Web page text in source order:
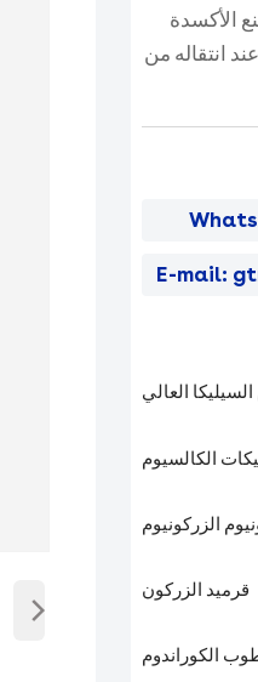
›
الأكسدة
انتقاله من
E-mail:
العالي
الكالسيوم
الزركونيوم
قرميد الزركون
الكوراندوم